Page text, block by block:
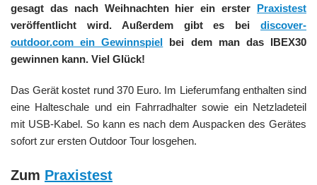
gesagt das nach Weihnachten hier ein erster Praxistest
veröffentlicht wird. Außerdem gibt es bei discover-
outdoor.com ein Gewinnspiel bei dem man das IBEX30
gewinnen kann. Viel Glück!
Das Gerät kostet rund 370 Euro. Im Lieferumfang enthalten sind
eine Halteschale und ein Fahrradhalter sowie ein Netzladeteil
mit USB-Kabel. So kann es nach dem Auspacken des Gerätes
sofort zur ersten Outdoor Tour losgehen.
Zum Praxistest